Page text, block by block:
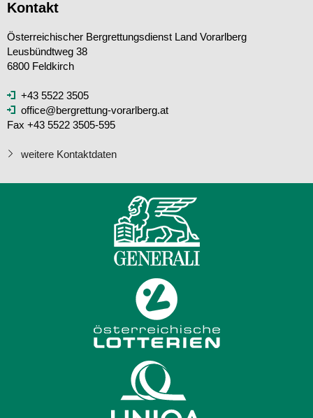
Kontakt
Österreichischer Bergrettungsdienst Land Vorarlberg
Leusbündtweg 38
6800 Feldkirch
+43 5522 3505
office@bergrettung-vorarlberg.at
Fax +43 5522 3505-595
weitere Kontaktdaten